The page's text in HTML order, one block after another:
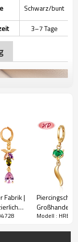
Schwarz/bunt
3–7 Tage
Fabrik |
Großhandel |
Wagging Tail
Modell :